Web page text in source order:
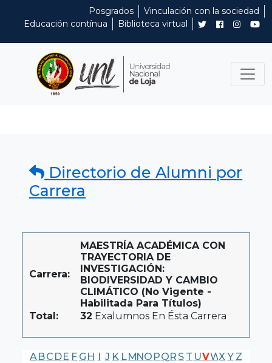
Posgrados
Vinculación con la sociedad
Educación contínua
Biblioteca virtual
Directorio de Alumni por
Carrera
Carrera:
MAESTRÍA ACADÉMICA CON
TRAYECTORIA DE
INVESTIGACIÓN:
BIODIVERSIDAD Y CAMBIO
CLIMÁTICO (No Vigente -
Habilitada Para Títulos)
Total:
32 Exalumnos En Ésta Carrera
A BC DE F G H I J K LMNO PQR S T UVWX Y Z